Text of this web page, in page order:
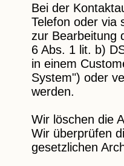
Bei der
Telefon oder via
zur Bearbeitung
6 Abs. 1 lit. b)
in einem
System") oder
werden.
Wir löschen die
Wir überprüfen
gesetzlichen